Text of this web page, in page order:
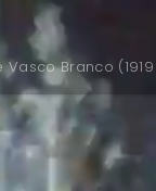
Branco (1919